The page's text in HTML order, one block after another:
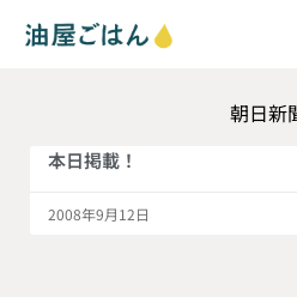
朝日新
本日掲載！
2008年9月12日